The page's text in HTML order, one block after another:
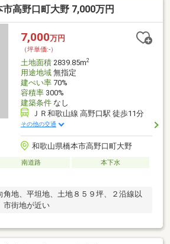
高野口町大野 7,000万円
7,000万円
（坪単価:-）
土地面積2839.85m2
用途地域無指定
建ぺい率70%
容積率300%
建築条件なし
ＪＲ和歌山線 高野口駅 徒歩11分
その他の交通
和歌山県橋本市高野口町大野
南道路
本下水
角地、平坦地、土地８５９坪、２沿線以
市街地が近い